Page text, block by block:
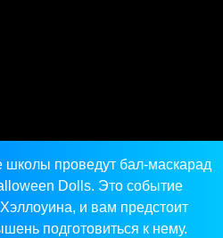
школы проведут бал-маскарад
Dolls. Это событие
и вам предстоит
подготовиться к нему.